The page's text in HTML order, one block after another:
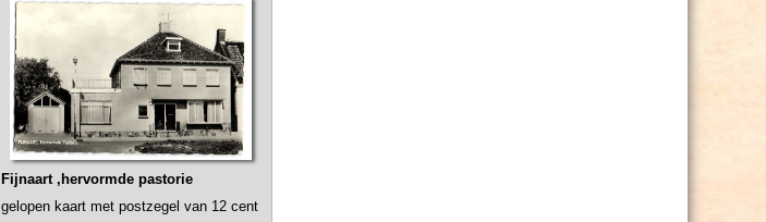
Fijnaart ,hervormde pastorie
gelopen kaart met postzegel van 12 cent